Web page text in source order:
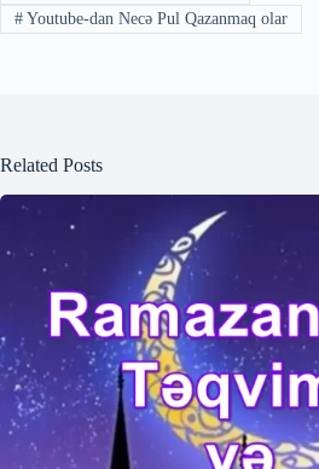
#Youtube-dan Necə Pul Qazanmaq olar
Related Posts